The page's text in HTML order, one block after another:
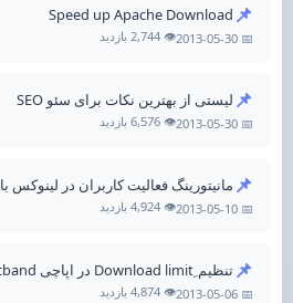
📌
Speed up Apache Download
📅 2013-05-30 👁️ 2,744 بازدید
📌 لیستی از بهترین نکات برای سئو SEO
📅 2013-05-30 👁️ 6,576 بازدید
📌 مانیتورینگ فعالیت کاربران در لینوکس با psacct
📅 2013-05-10 👁️ 4,924 بازدید
📌تنظیم ِDownload limit در اپاچی mod_cband
📅 2013-05-06 👁️ 4,874 بازدید